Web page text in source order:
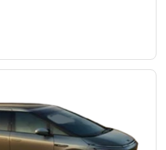
กอบด้วย 3 รุ่น (ซีรีส์) หลัก ได้แก่
อ Land Cruiser 300 Series)
มทนทานและสามารถใช้งานได้ดีเยี่ยมใน
งค์ (Land Cruiser 70 Series)